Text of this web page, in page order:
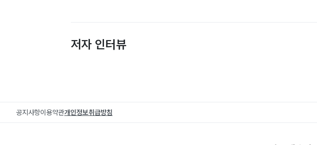
저자 인터뷰
공지사항이용약관개인정보취급방침